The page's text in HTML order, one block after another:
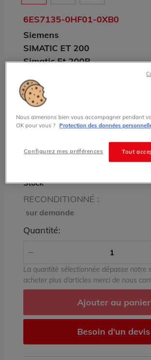
6ES7135-0HF01-0XB0
Siemens
SIMATIC ET 200
Simatic Et 200B
6ES7135-0HF01-0XB0
Siemens
prix sur demande
Stock
RECONDITIONNÉ :
sur demande
Quantité:
La quantité sélectionnée dépasse notre
acheter plus d’articles merci de nous
Ajouter au panier
Besoin d'un devis
Nous aimerions bien vous accompagner pendant
OK pour vous ? Protection des données
Tout
Configurez mes préférences